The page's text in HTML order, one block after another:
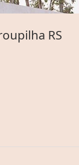
RS